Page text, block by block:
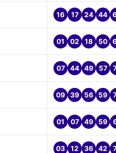
16 17 24 44
01 02 18 50
07 44 49 57
09 39 56 59
01 07 49 59
03 12 36 42